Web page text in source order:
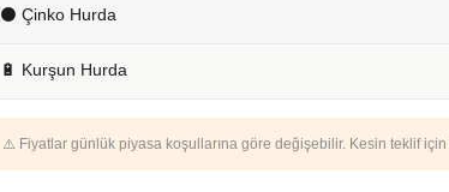
⚫ Çinko Hurda
🔋 Kurşun Hurda
⚠️ Fiyatlar günlük piyasa koşullarına göre değişebilir. Kesin teklif için